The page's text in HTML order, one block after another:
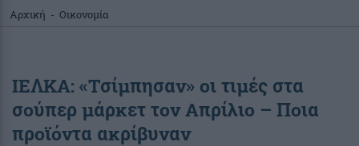
Αρχική - Οικονομία
ΙΕΛΚΑ: «Τσίμπησαν» οι τιμές στα
σούπερ μάρκετ τον Απρίλιο – Ποια
προϊόντα ακρίβυναν